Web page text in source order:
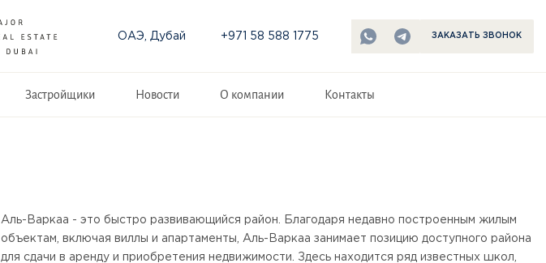
ОАЭ, Дубай +971 58 588 1775 ЗАКАЗАТЬ ЗВОНОК
Застройщики Новости О компании Контакты
Аль-Варкаа - это быстро развивающийся район. Благодаря недавно построенным жилым
объектам, включая виллы и апартаменты, Аль-Варкаа занимает позицию доступного района
для сдачи в аренду и приобретения недвижимости. Здесь находится ряд известных школ,